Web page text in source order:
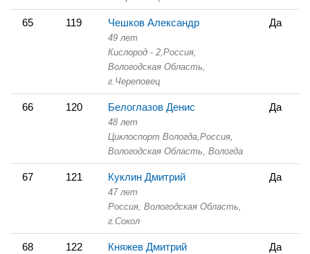
65 119 Чешков Александр
49 лет
Кислород - 2, Россия,
Вологодская Область,
г.Череповец
Да
66 120 Белоглазов Денис
48 лет
Циклоспорт Вологда, Россия,
Вологодская Область, Вологда
Да
67 121 Куклин Дмитрий
47 лет
Россия, Вологодская Область,
г.Сокол
Да
68 122 Княжев Дмитрий Да